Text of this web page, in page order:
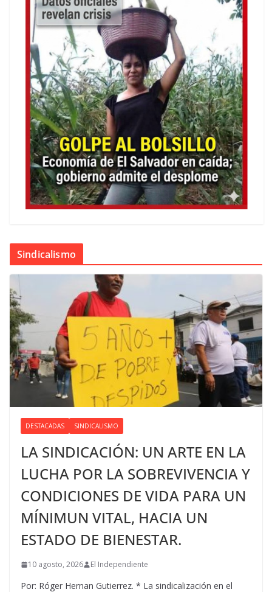
Sindicalismo
DESTACADAS SINDICALISMO
LA SINDICACIÓN: UN ARTE EN LA
LUCHA POR LA SOBREVIVENCIA Y
CONDICIONES DE VIDA PARA UN
MÍNIMUN VITAL, HACIA UN
ESTADO DE BIENESTAR.
10 agosto, 2026 El Independiente
Por: Róger Hernan Gutierrez. * La sindicalización en el